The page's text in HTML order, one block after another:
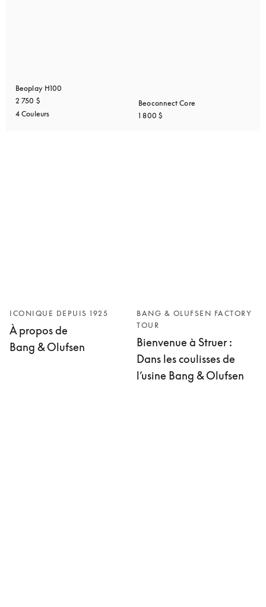
Beoplay H100
2 750 $
4 Couleurs
Beoconnect Core
1 800 $
ICONIQUE DEPUIS 1925
À propos de
Bang & Olufsen
BANG & OLUFSEN FACTORY
TOUR
Bienvenue à Struer :
Dans les coulisses de
l’usine Bang & Olufsen